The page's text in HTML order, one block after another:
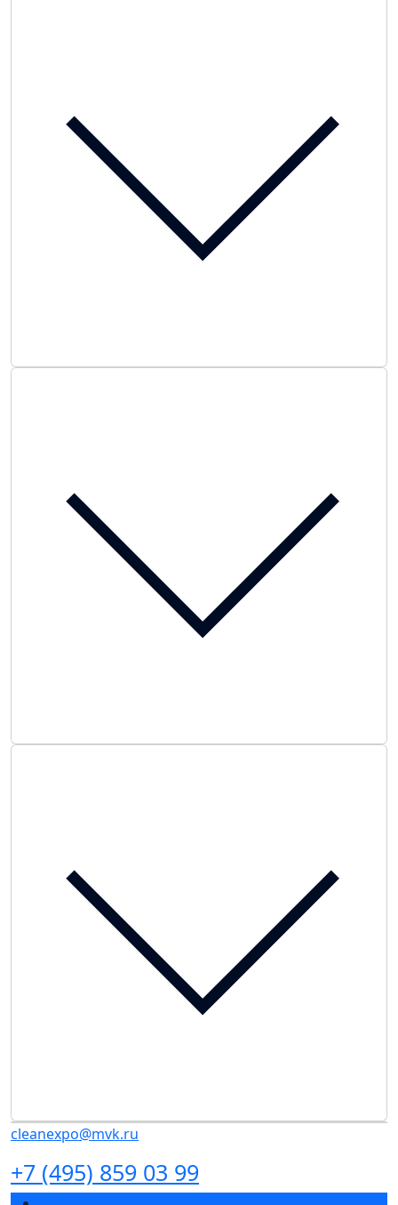
cleanexpo@mvk.ru
+7 (495) 859 03 99